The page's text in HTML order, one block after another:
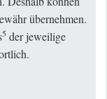
übernehmen.
5 der jeweilige